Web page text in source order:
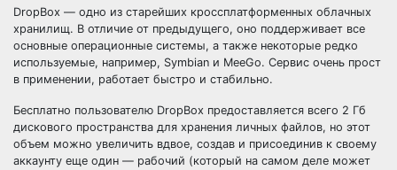
DropBox — одно из старейших кроссплатформенных облачных
хранилищ. В отличие от предыдущего, оно поддерживает все
основные операционные системы, а также некоторые редко
используемые, например, Symbian и MeeGo. Сервис очень прост
в применении, работает быстро и стабильно.
Бесплатно пользователю DropBox предоставляется всего 2 Гб
дискового пространства для хранения личных файлов, но этот
объем можно увеличить вдвое, создав и присоединив к своему
аккаунту еще один — рабочий (который на самом деле может